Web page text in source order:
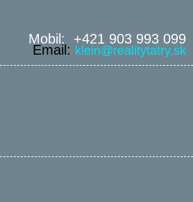
Mobil: +421 903 993 099
Email: klein@realitytatry.sk